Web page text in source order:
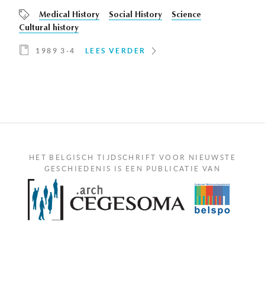
Medical History Social History
Science
Cultural history
1989 3-4 LEES VERDER
HET BELGISCH TIJDSCHRIFT VOOR NIEUWSTE
GESCHIEDENIS IS EEN PUBLICATIE VAN